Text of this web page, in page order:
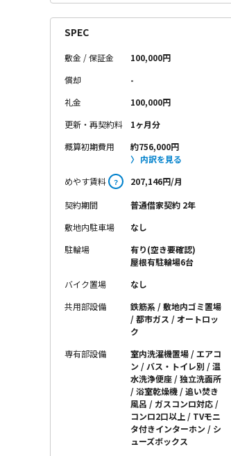
SPEC
敷金 / 保証金
100,000円
償却
-
礼金
100,000円
更新・再契約料
1ヶ月分
概算初期費用
約756,000円
内訳を見る
めやす賃料
？ 207,146円/月
契約期間
普通借家契約 2年
敷地内駐車場
なし
駐輪場
有り(空き要確認)
屋根有駐輪場6台
バイク置場
なし
共用部設備
鉄筋系 / 敷地内ゴミ置場
/ 都市ガス / オートロッ
ク
専有部設備
室内洗濯機置場 / エアコ
ン / バス・トイレ別 / 温
水洗浄便座 / 独立洗面所
/ 浴室乾燥機 / 追い焚き
風呂 / ガスコンロ対応 /
コンロ2口以上 / TVモニ
タ付きインターホン / シ
ューズボックス